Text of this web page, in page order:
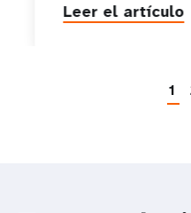
Leer el artículo
1